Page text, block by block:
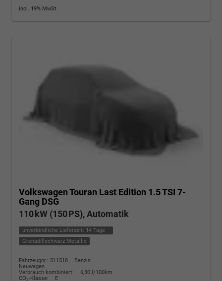
incl. 19% MwSt.
Volkswagen Touran Last Edition 1.5 TSI 7-
Gang DSG
110 kW (150 PS), Automatik
unverbindliche Lieferzeit: 14 Tage
Grenadillschwarz Metallic
Fahrzeugnr.: 511518
Benzin
Neuwagen
Verbrauch kombiniert:
6,30 l/100km
CO2-Klasse:
E